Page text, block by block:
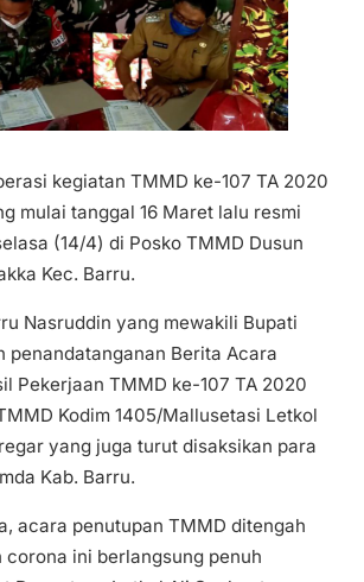
kegiatan TMMD ke-107 TA 2020
mulai tanggal 16 Maret lalu resmi
(14/4) di Posko TMMD Dusun
Kec. Barru.
Nasruddin yang mewakili Bupati
penandatanganan Berita Acara
Pekerjaan TMMD ke-107 TA 2020
Kodim 1405/Mallusetasi Letkol
yang juga turut disaksikan para
Kab. Barru.
acara penutupan TMMD ditengah
corona ini berlangsung penuh